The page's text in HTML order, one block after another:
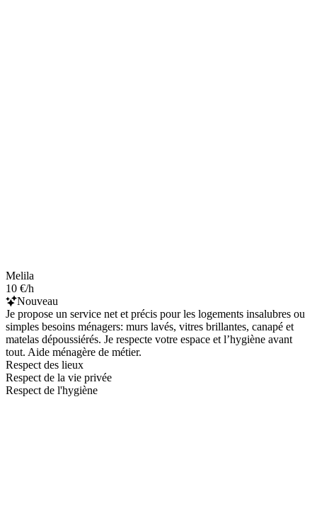
Melila
10 €/h
Nouveau
Je propose un service net et précis pour les logements insalubres ou
simples besoins ménagers: murs lavés, vitres brillantes, canapé et
matelas dépoussiérés. Je respecte votre espace et l’hygiène avant
tout. Aide ménagère de métier.
Respect des lieux
Respect de la vie privée
Respect de l'hygiène